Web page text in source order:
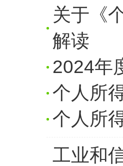
关于《
解读
2024年
个人所
个人所
工业和